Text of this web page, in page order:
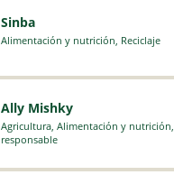
Sinba
Alimentación y nutrición, Reciclaje
Ally Mishky
Agricultura, Alimentación y nutrición,
responsable